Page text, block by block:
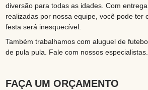
diversão para todas as idades. Com
realizadas por nossa equipe, você pode ter
festa será inesquecível.
Também trabalhamos com aluguel de
de pula pula. Fale com nossos especialistas.
FAÇA UM ORÇAMENTO